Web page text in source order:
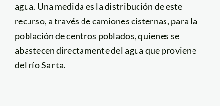
agua. Una medida es la distribución de este
recurso, a través de camiones cisternas, para la
población de centros poblados, quienes se
abastecen directamente del agua que proviene
del río Santa.